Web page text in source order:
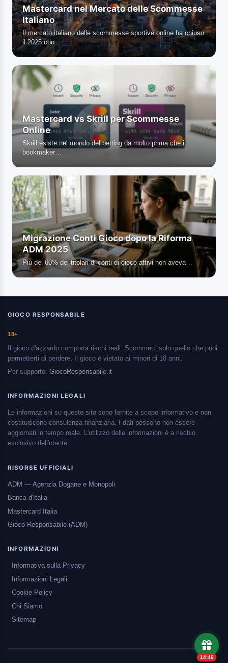
Mastercard nel Mercato delle Scommesse
Italiano
Il mercato italiano delle scommesse sportive online ha chiuso
il 2025 con…
Mastercard vs Skrill per Scommesse
Online
Skrill esiste nel mondo del betting da molto prima che i
bookmaker…
Migrazione Conti Gioco dopo la Riforma
ADM 2025
Più del 60% dei titolari di conti di gioco attivi non aveva…
GIOCO RESPONSABILE
18+
Il gioco d'azzardo comporta rischi reali. Scommetti solo quello che puoi
permetterti di perdere. Il gioco è vietato ai minori di 18 anni.
Per supporto: GiocoResponsabile.it
INFORMAZIONI LEGALI
Le informazioni su questo sito sono fornite a scopo informativo e non
costituiscono consulenza finanziaria. I dati possono non essere
aggiornati in tempo reale. L'utilizzo delle informazioni è a rischio
esclusivo dell'utente.
RISORSE UFFICIALI
ADM — Agenzia Dogane e Monopoli
Banca d'Italia
Mastercard Italia
Gioco Responsabile (ADM)
INFORMAZIONI
Informativa sulla Privacy
Informazioni Legali
Cookie Policy
Chi Siamo
Sitemap
14:45